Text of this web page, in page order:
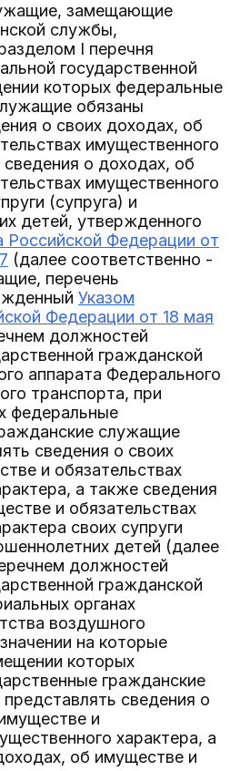
замещающие
службы,
I перечня
государственной
которых федеральные
обязаны
о своих доходах, об
имущественного
о доходах, об
имущественного
(супруга) и
детей, утвержденного
Российской Федерации от
(далее соответственно -
перечень
Указом
Федерации от 18 мая
должностей
гражданской
аппарата Федерального
транспорта, при
федеральные
служащие
сведения о своих
и обязательствах
а также сведения
и обязательствах
своих супруги
детей (далее
должностей
гражданской
органах
воздушного
на которые
которых
гражданские
сведения о
и
характера, а
об имуществе и